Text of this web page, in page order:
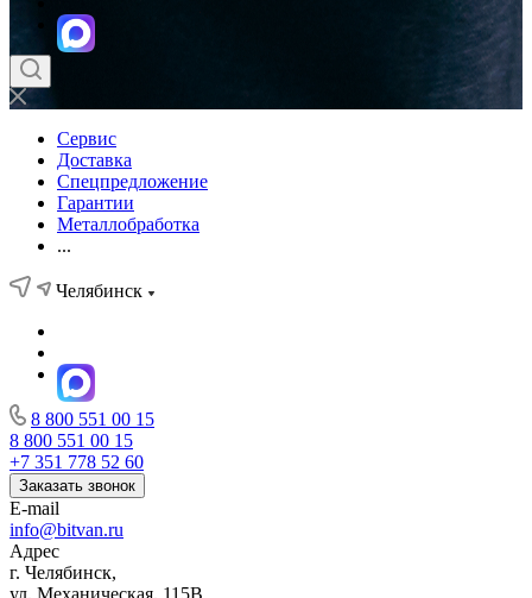
Сервис
Доставка
Спецпредложение
Гарантии
Металлобработка
...
Челябинск
8 800 551 00 15
8 800 551 00 15
+7 351 778 52 60
Заказать звонок
E-mail
info@bitvan.ru
Адрес
г. Челябинск,